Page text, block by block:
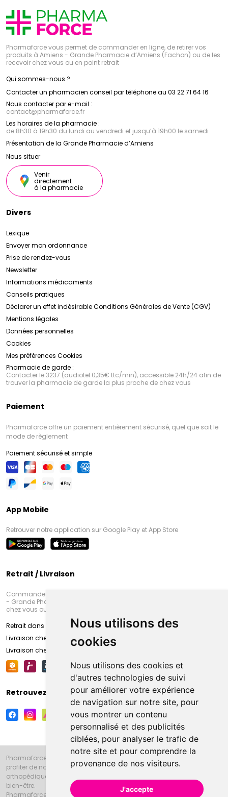
Nous utilisons des
cookies
Nous utilisons des cookies et
d'autres technologies de suivi
pour améliorer votre expérience
de navigation sur notre site, pour
vous montrer un contenu
personnalisé et des publicités
ciblées, pour analyser le trafic de
notre site et pour comprendre la
provenance de nos visiteurs.
J'accepte
Pharmaforce vous permet de commander en ligne, de retirer vos
produits à Amiens - Grande Pharmacie d’Amiens (Fachon) ou de les
recevoir chez vous ou en point retrait
Qui sommes-nous ?
Contacter un pharmacien conseil par téléphone au 03 22 71 64 16
Nous contacter par e-mail :
contact@pharmaforce.fr
Les horaires de la pharmacie :
de 8h30 à 19h30 du lundi au vendredi et jusqu’à 19h00 le samedi
Présentation de la Grande Pharmacie d’Amiens
Nous situer
Venir
directement
à la pharmacie
Divers
Lexique
Envoyer mon ordonnance
Prise de rendez-vous
Newsletter
Informations médicaments
Conseils pratiques
Déclarer un effet indésirableConditions Générales de Vente (CGV)
Mentions légales
Données personnelles
Cookies
Mes préférences Cookies
Pharmacie de garde :
Contacter le 3237 (audiotel 0,35€ ttc/min), accessible 24h/24 afin de
trouver la pharmacie de garde la plus proche de chez vous
Paiement
Pharmaforce offre un paiement entièrement sécurisé, quel que soit le
mode de règlement
Paiement sécurisé et simple
App Mobile
Retrouver notre application sur Google Play et App Store
Retrait / Livraison
Commandez en ligne et venez chercher votre commande à Amiens
- Grande Pharmacie d’Amiens (Fachon) ou recevez-là rapidement
chez vous ou en point retrait
Retrait dans la pharmacie d’Amiens
Livraison chez vous
Livraison chez votre commerçant
Retrouvez-nous sur vos réseaux sociaux
Pharmaforce.fr et la Grande Pharmacie d’Amiens vous souhaitent de
profiter de notre accueil, de nos conseils pharmaceutiques,
orthopédiques, homéopathiques, parapharmaceutiques, beauté et
bien-être.
Pharmaforce.fr est le site internet de la Grande Pharmacie d’Amiens.